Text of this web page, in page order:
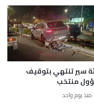
سير تنتهي بتوقيف
منتخب
منذ يوم واحد